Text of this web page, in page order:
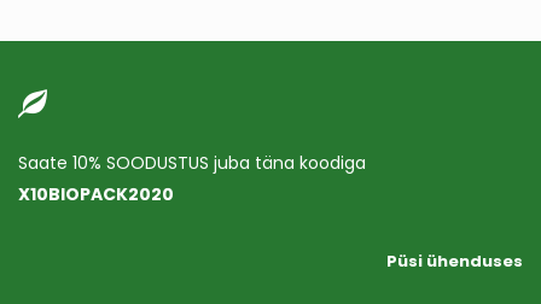
Saate 10% SOODUSTUS juba täna koodiga
X10BIOPACK2020
Püsi ühenduses